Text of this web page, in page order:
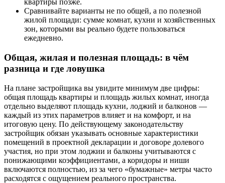
квартиры позже.
Сравнивайте варианты не по общей, а по полезной
жилой площади: сумме комнат, кухни и хозяйственных
зон, которыми вы реально будете пользоваться
ежедневно.
Общая, жилая и полезная площадь: в чём
разница и где ловушка
На плане застройщика вы увидите минимум две цифры:
общая площадь квартиры и площадь жилых комнат, иногда
отдельно выделяют площадь кухни, лоджий и балконов —
каждый из этих параметров влияет и на комфорт, и на
итоговую цену. По действующему законодательству
застройщик обязан указывать основные характеристики
помещений в проектной декларации и договоре долевого
участия, но при этом лоджии и балконы учитываются с
понижающими коэффициентами, а коридоры и ниши
включаются полностью, из за чего «бумажные» метры часто
расходятся с ощущением реального пространства.